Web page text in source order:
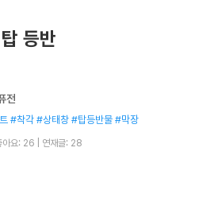
등반
전
#착각 #상태창 #탑등반물 #막장
아요: 26 연재글: 28